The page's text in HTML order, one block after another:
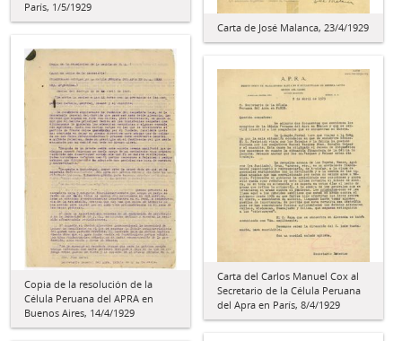
París, 1/5/1929
Carta de José Malanca, 23/4/1929
Copia de la resolución de la
Célula Peruana del APRA en
Buenos Aires, 14/4/1929
Carta del Carlos Manuel Cox al
Secretario de la Célula Peruana
del Apra en París, 8/4/1929